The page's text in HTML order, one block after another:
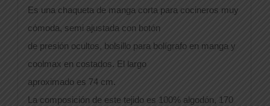
Es una chaqueta de manga corta para cocineros muy
cómoda, semi ajustada con botón
de presión ocultos, bolsillo para bolígrafo en manga y
coolmax en costados. El largo
aproximado es 74 cm.
La composición de este tejido es 100% algodón, 170